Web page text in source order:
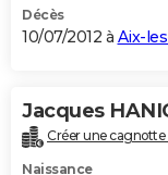
Décès
10/07/2012 à Aix-
Jacques
Créer une cagnotte
Naissance